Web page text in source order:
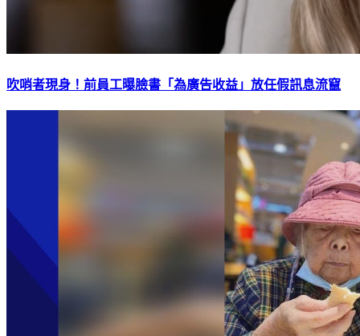
吹哨者現身！前員工曝臉書「為廣告收益」放任假訊息流竄